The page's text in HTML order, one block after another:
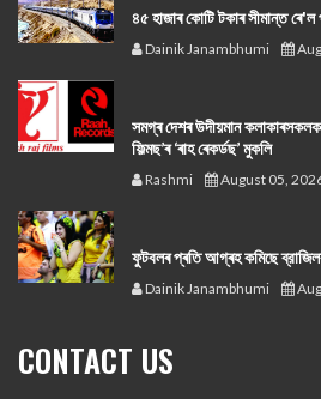
৪৫ হাজাৰ কোটি টকাৰ সীমান্ত ৰে'ল
Dainik Janambhumi
সমগ্ৰ দেশৰ উদীয়মান
ফিল্মছ’ৰ ‘ৰাহ ৰেকৰ্ডছ’ মুকলি
Rashmi August 05,
ফুটবলৰ প্ৰতি আগ্ৰহ কমিছে
Dainik Janambhumi
CONTACT US